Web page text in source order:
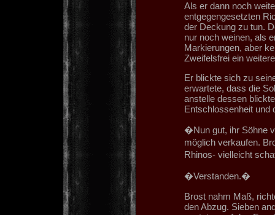
Als er dann noch
entgegengesetzten
der Deckung zu tun.
nur noch weinen, als
Markierungen, aber
Zweifelsfrei ein
Er blickte sich zu
erwartete, dass die
anstelle dessen
Entschlossenheit und
�Nun gut, ihr Söhne
möglich verkaufen.
Rhinos- vielleicht
�Verstanden.�
Brost nahm Maß,
den Abzug. Sieben